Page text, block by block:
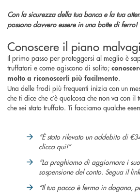
Con la sicurezza della tua banca e la tua
possono davvero essere in una botte di ferro!
Conoscere il piano
Il primo passo per proteggersi al meglio è
truffatori e come agiscono di solito;
molto a riconoscerli più facilmente.
Una delle frodi più frequenti inizia con un
che ti dice che c’è qualcosa che non va con
che sei stato truffato. Ti facciamo qualche
“È stato rilevato un addebito di
clicca qui!”
“La preghiamo di aggiornare i
sospensione del conto. Segua il
“Il tuo pacco è fermo in dogana,